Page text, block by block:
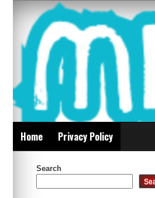
content
Indonesia
Home Privacy Policy
Search